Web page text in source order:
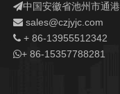
中国安徽省池州市通
 sales@czjyjc.com
 + 86-13955512342
+ 86-15357788281